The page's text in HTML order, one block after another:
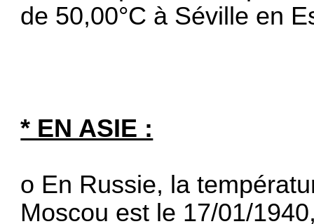
de 50,00°C à Séville en
* EN ASIE :
o En Russie, la
Moscou est le 17/01/